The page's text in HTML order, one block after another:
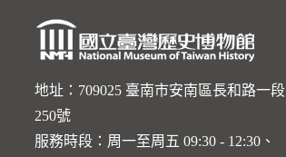
地址：709025 臺南市安南區長和路一段
250號
服務時段：周一至周五 09:30 - 12:30、